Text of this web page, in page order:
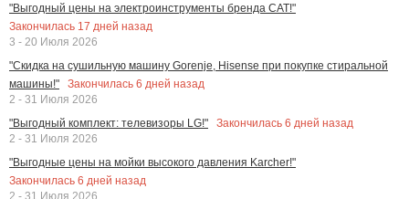
"Выгодный цены на электроинструменты бренда CAT!"
Закончилась 17 дней назад
3 - 20 Июля 2026
"Скидка на сушильную машину Gorenje, Hisense при покупке стиральной
машины!"
Закончилась 6 дней назад
2 - 31 Июля 2026
"Выгодный комплект: телевизоры LG!"
Закончилась 6 дней назад
2 - 31 Июля 2026
"Выгодные цены на мойки высокого давления Karcher!"
Закончилась 6 дней назад
2 - 31 Июля 2026